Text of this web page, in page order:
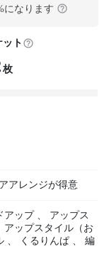
になります
ット
枚
アレンジが得意
アップ 、
アップス
アップスタイル（お
、 くるりんぱ 、
編